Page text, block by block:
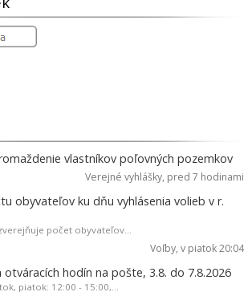
vlastníkov poľovných pozemkov
Verejné vyhlášky, pred 7 hodinami
obyvateľov ku dňu vyhlásenia volieb v r.
počet obyvateľov...
Voľby, v piatok 20:04
otváracích hodín na pošte, 3.8. do 7.8.2026
piatok: 12:00 - 15:00,...